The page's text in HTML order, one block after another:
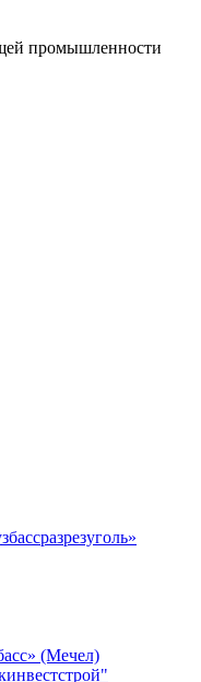
промышленности
(Мечел)